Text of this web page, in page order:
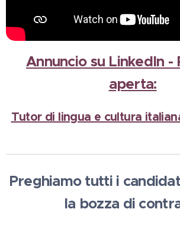
Annuncio su LinkedIn -
aperta:
Tutor di lingua e cultura
Preghiamo tutti i
la bozza di